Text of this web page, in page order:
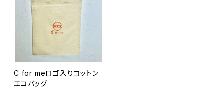
C for meロゴ入りコットン
エコバッグ